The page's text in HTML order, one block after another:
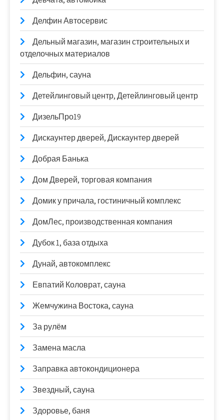
Делфин Автосервис
Дельный магазин, магазин строительных и
отделочных материалов
Дельфин, сауна
Детейлинговый центр, Детейлинговый центр
ДизельПро19
Дискаунтер дверей, Дискаунтер дверей
Добрая Банька
Дом Дверей, торговая компания
Домик у причала, гостиничный комплекс
ДомЛес, производственная компания
Дубок 1, база отдыха
Дунай, автокомплекс
Евпатий Коловрат, сауна
Жемчужина Востока, сауна
За рулём
Замена масла
Заправка автокондиционера
Звездный, сауна
Здоровье, баня